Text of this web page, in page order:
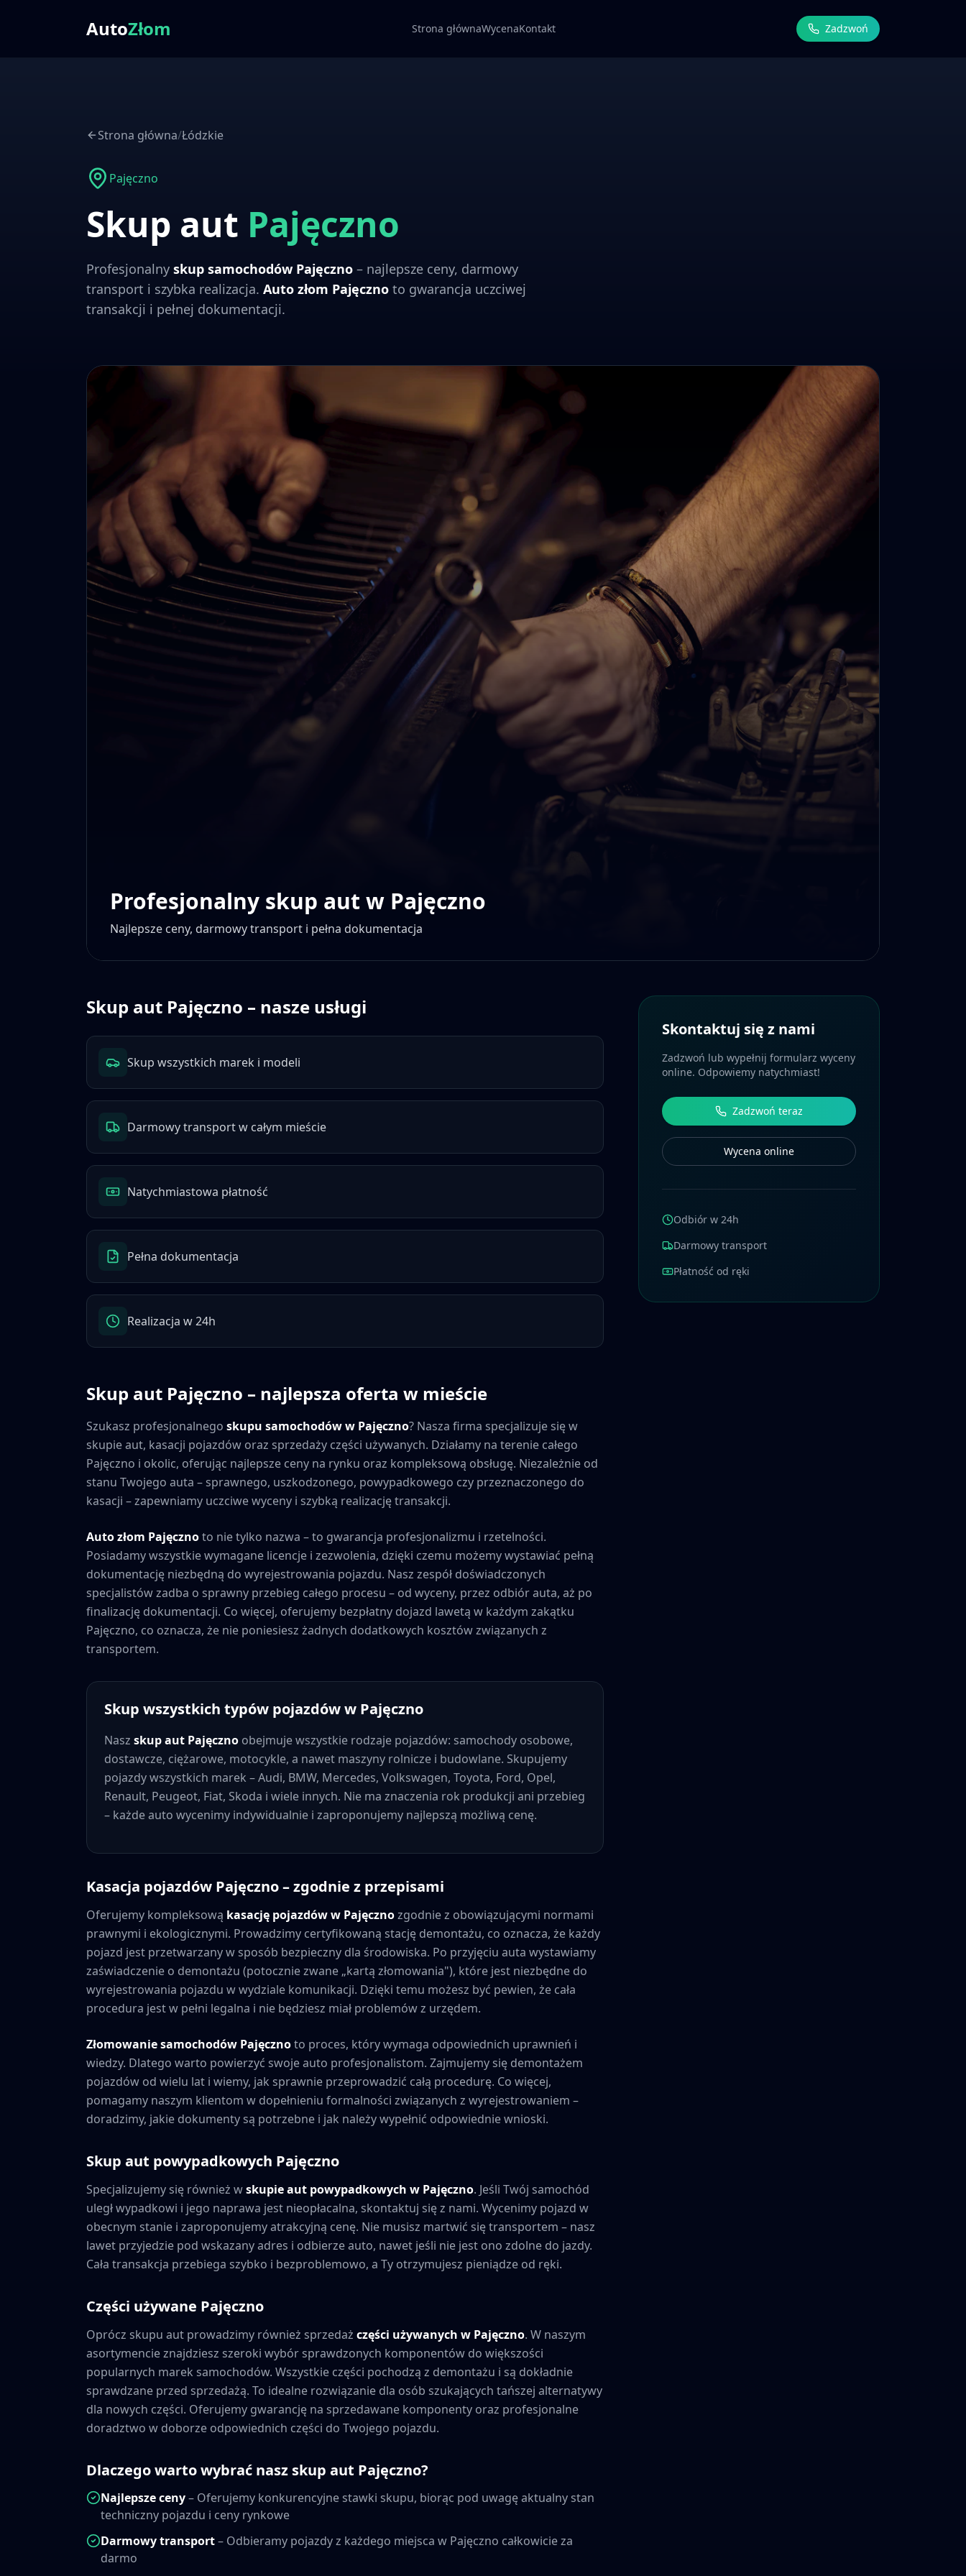
AutoZłom Strona głównaWycenaKontakt Zadzwoń
Strona główna/Łódzkie
Pajęczno
Skup aut Pajęczno
Profesjonalny skup samochodów Pajęczno – najlepsze ceny, darmowy
transport i szybka realizacja. Auto złom Pajęczno to gwarancja uczciwej
transakcji i pełnej dokumentacji.
Profesjonalny skup aut w Pajęczno
Najlepsze ceny, darmowy transport i pełna dokumentacja
Skup aut Pajęczno – nasze usługi
Skup wszystkich marek i modeli
Darmowy transport w całym mieście
Natychmiastowa płatność
Pełna dokumentacja
Realizacja w 24h
Skup aut Pajęczno – najlepsza oferta w mieście
Szukasz profesjonalnego skupu samochodów w Pajęczno? Nasza firma specjalizuje się w
skupie aut, kasacji pojazdów oraz sprzedaży części używanych. Działamy na terenie całego
Pajęczno i okolic, oferując najlepsze ceny na rynku oraz kompleksową obsługę. Niezależnie od
stanu Twojego auta – sprawnego, uszkodzonego, powypadkowego czy przeznaczonego do
kasacji – zapewniamy uczciwe wyceny i szybką realizację transakcji.
Auto złom Pajęcznoto nie tylko nazwa – to gwarancja profesjonalizmu i rzetelności.
Posiadamy wszystkie wymagane licencje i zezwolenia, dzięki czemu możemy wystawiać pełną
dokumentację niezbędną do wyrejestrowania pojazdu. Nasz zespół doświadczonych
specjalistów zadba o sprawny przebieg całego procesu – od wyceny, przez odbiór auta, aż po
finalizację dokumentacji. Co więcej, oferujemy bezpłatny dojazd lawetą w każdym zakątku
Pajęczno, co oznacza, że nie poniesiesz żadnych dodatkowych kosztów związanych z
transportem.
Skup wszystkich typów pojazdów w Pajęczno
Nasz skup aut Pajęczno obejmuje wszystkie rodzaje pojazdów: samochody osobowe,
dostawcze, ciężarowe, motocykle, a nawet maszyny rolnicze i budowlane. Skupujemy
pojazdy wszystkich marek – Audi, BMW, Mercedes, Volkswagen, Toyota, Ford, Opel,
Renault, Peugeot, Fiat, Skoda i wiele innych. Nie ma znaczenia rok produkcji ani przebieg
– każde auto wycenimy indywidualnie i zaproponujemy najlepszą możliwą cenę.
Kasacja pojazdów Pajęczno– zgodnie z przepisami
Oferujemy kompleksową kasację pojazdów w Pajęcznozgodnie z obowiązującymi normami
prawnymi i ekologicznymi. Prowadzimy certyfikowaną stację demontażu, co oznacza, że każdy
pojazd jest przetwarzany w sposób bezpieczny dla środowiska. Po przyjęciu auta wystawiamy
zaświadczenie o demontażu (potocznie zwane „kartą złomowania"), które jest niezbędne do
wyrejestrowania pojazdu w wydziale komunikacji. Dzięki temu możesz być pewien, że cała
procedura jest w pełni legalna i nie będziesz miał problemów z urzędem.
Złomowanie samochodów Pajęcznoto proces, który wymaga odpowiednich uprawnień i
wiedzy. Dlatego warto powierzyć swoje auto profesjonalistom. Zajmujemy się demontażem
pojazdów od wielu lat i wiemy, jak sprawnie przeprowadzić całą procedurę. Co więcej,
pomagamy naszym klientom w dopełnieniu formalności związanych z wyrejestrowaniem –
doradzimy, jakie dokumenty są potrzebne i jak należy wypełnić odpowiednie wnioski.
Skup aut powypadkowych Pajęczno
Specjalizujemy się również wskupie aut powypadkowych w Pajęczno. Jeśli Twój samochód
uległ wypadkowi i jego naprawa jest nieopłacalna, skontaktuj się z nami. Wycenimy pojazd w
obecnym stanie i zaproponujemy atrakcyjną cenę. Nie musisz martwić się transportem – nasz
lawet przyjedzie pod wskazany adres i odbierze auto, nawet jeśli nie jest ono zdolne do jazdy.
Cała transakcja przebiega szybko i bezproblemowo, a Ty otrzymujesz pieniądze od ręki.
Części używane Pajęczno
Oprócz skupu aut prowadzimy również sprzedaż części używanych w Pajęczno. W naszym
asortymencie znajdziesz szeroki wybór sprawdzonych komponentów do większości
popularnych marek samochodów. Wszystkie części pochodzą z demontażu i są dokładnie
sprawdzane przed sprzedażą. To idealne rozwiązanie dla osób szukających tańszej alternatywy
dla nowych części. Oferujemy gwarancję na sprzedawane komponenty oraz profesjonalne
doradztwo w doborze odpowiednich części do Twojego pojazdu.
Dlaczego warto wybrać nasz skup aut Pajęczno?
Najlepsze ceny– Oferujemy konkurencyjne stawki skupu, biorąc pod uwagę aktualny stan
techniczny pojazdu i ceny rynkowe
Darmowy transport– Odbieramy pojazdy z każdego miejsca w Pajęczno całkowicie za
darmo
Skontaktuj się z nami
Zadzwoń lub wypełnij formularz wyceny
online. Odpowiemy natychmiast!
Zadzwoń teraz
Wycena online
Odbiór w 24h
Darmowy transport
Płatność od ręki